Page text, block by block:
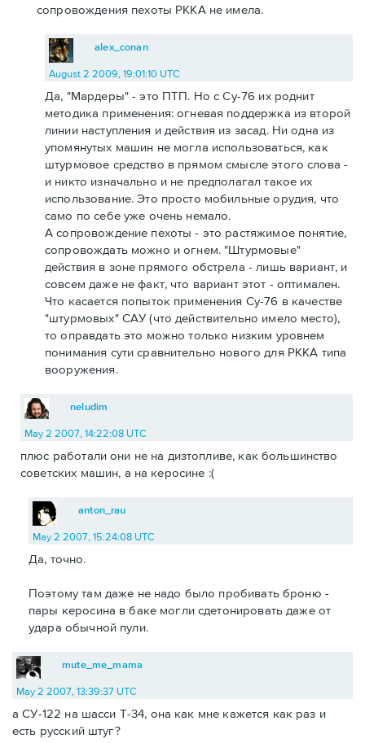
сопровождения пехоты РККА не имела.
alex_conan
August 2 2009, 19:01:10 UTC
Да, "Мардеры" - это ПТП. Но с Су-76 их роднит
методика применения: огневая поддержка из второй
линии наступления и действия из засад. Ни одна из
упомянутых машин не могла использоваться, как
штурмовое средство в прямом смысле этого слова -
и никто изначально и не предполагал такое их
использование. Это просто мобильные орудия, что
само по себе уже очень немало.
А сопровождение пехоты - это растяжимое понятие,
сопровождать можно и огнем. "Штурмовые"
действия в зоне прямого обстрела - лишь вариант, и
совсем даже не факт, что вариант этот - оптимален.
Что касается попыток применения Су-76 в качестве
"штурмовых" САУ (что действительно имело место),
то оправдать это можно только низким уровнем
понимания сути сравнительно нового для РККА типа
вооружения.
neludim
May 2 2007, 14:22:08 UTC
плюс работали они не на дизтопливе, как большинство
советских машин, а на керосине :(
anton_rau
May 2 2007, 15:24:08 UTC
Да, точно.
Поэтому там даже не надо было пробивать броню -
пары керосина в баке могли сдетонировать даже от
удара обычной пули.
mute_me_mama
May 2 2007, 13:39:37 UTC
а СУ-122 на шасси Т-34, она как мне кажется как раз и
есть русский штуг?